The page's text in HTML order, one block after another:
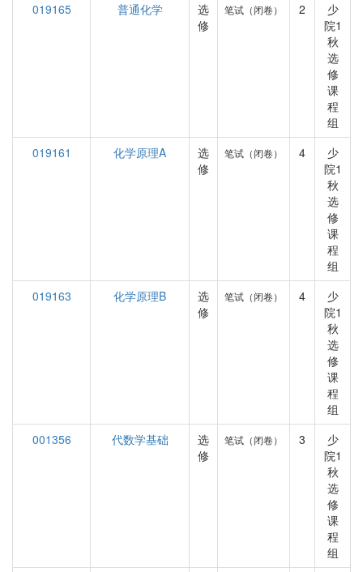
019165
普通化学
选
修
笔试（闭卷） 2
少
院1
秋
选
修
课
程
组
019161
化学原理A
选
修
笔试（闭卷） 4
少
院1
秋
选
修
课
程
组
019163
化学原理B
选
修
笔试（闭卷） 4
少
院1
秋
选
修
课
程
组
001356
代数学基础
选
修
笔试（闭卷） 3
少
院1
秋
选
修
课
程
组